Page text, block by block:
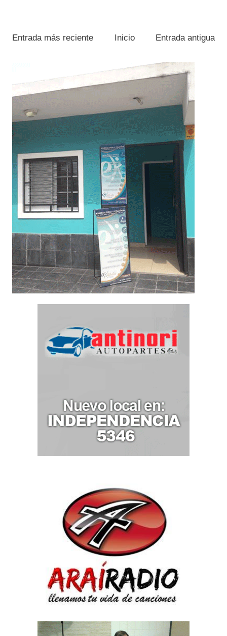
Entrada más reciente Entrada antigua
Inicio